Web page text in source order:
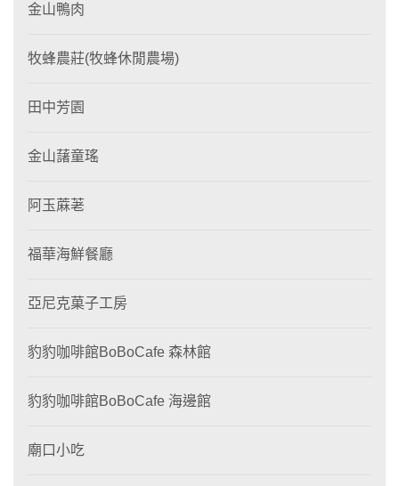
金山鴨肉
牧蜂農莊(牧蜂休閒農場)
田中芳園
金山藷童瑤
阿玉蔴荖
福華海鮮餐廳
亞尼克菓子工房
豹豹咖啡館BoBoCafe 森林館
豹豹咖啡館BoBoCafe 海邊館
廟口小吃